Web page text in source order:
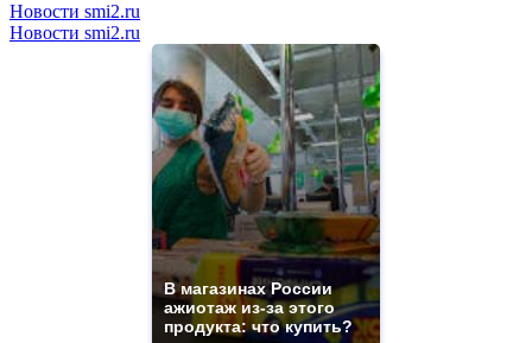
Новости smi2.ru
Новости smi2.ru
В магазинах России
ажиотаж из-за этого
продукта: что купить?